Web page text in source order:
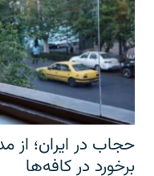
حجاب در ایران؛ از
برخورد در کافه‌ها